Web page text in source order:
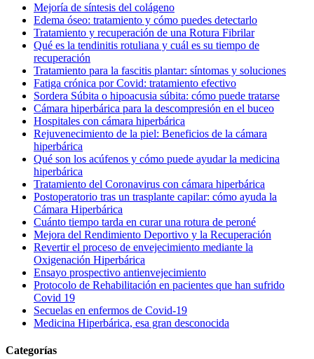
Mejoría de síntesis del colágeno
Edema óseo: tratamiento y cómo puedes detectarlo
Tratamiento y recuperación de una Rotura Fibrilar
Qué es la tendinitis rotuliana y cuál es su tiempo de
recuperación
Tratamiento para la fascitis plantar: síntomas y soluciones
Fatiga crónica por Covid: tratamiento efectivo
Sordera Súbita o hipoacusia súbita: cómo puede tratarse
Cámara hiperbárica para la descompresión en el buceo
Hospitales con cámara hiperbárica
Rejuvenecimiento de la piel: Beneficios de la cámara
hiperbárica
Qué son los acúfenos y cómo puede ayudar la medicina
hiperbárica
Tratamiento del Coronavirus con cámara hiperbárica
Postoperatorio tras un trasplante capilar: cómo ayuda la
Cámara Hiperbárica
Cuánto tiempo tarda en curar una rotura de peroné
Mejora del Rendimiento Deportivo y la Recuperación
Revertir el proceso de envejecimiento mediante la
Oxigenación Hiperbárica
Ensayo prospectivo antienvejecimiento
Protocolo de Rehabilitación en pacientes que han sufrido
Covid 19
Secuelas en enfermos de Covid-19
Medicina Hiperbárica, esa gran desconocida
Categorías